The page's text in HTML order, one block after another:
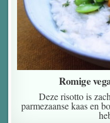
Romige
Deze risotto is
parmezaanse kaas en